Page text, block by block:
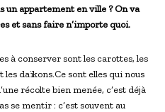
un appartement en ville ? On va
et sans faire n’importe quoi.
à conserver sont les carottes, les
daïkons.Ce sont elles qui nous
récolte bien menée, c’est déjà
se mentir : c’est souvent au